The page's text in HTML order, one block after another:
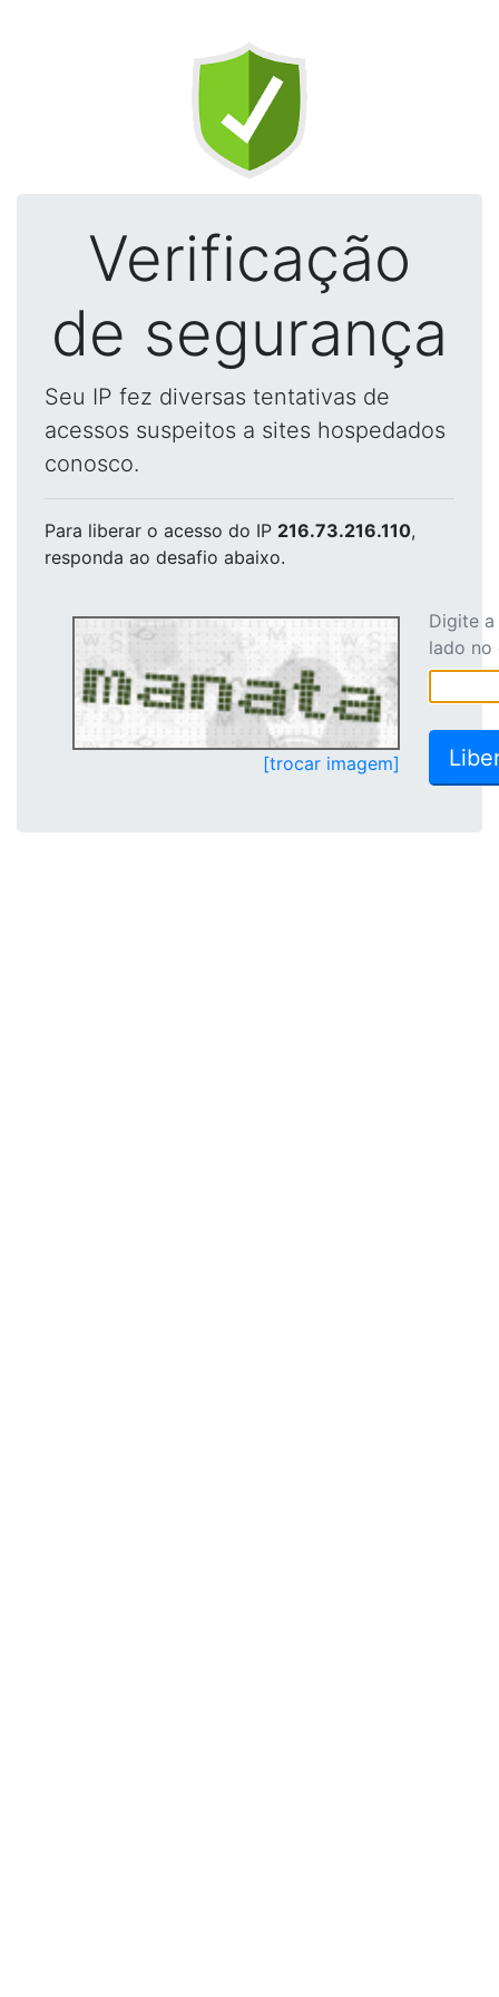
Verificação
de segurança
Seu IP fez diversas tentativas de
acessos suspeitos a sites hospedados
conosco.
Para liberar o acesso do IP 216.73.216.110,
responda ao desafio abaixo.
[trocar imagem]
Digite
lado no